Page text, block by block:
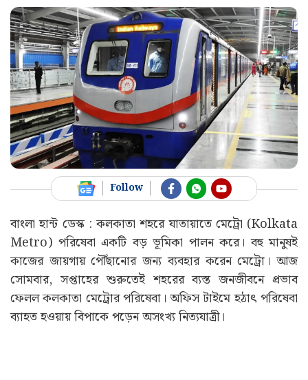
Follow
বাংলা হান্ট ডেস্ক : কলকাতা শহরে যাতায়াতে মেট্রো (Kolkata
Metro) পরিষেবা একটি বড় ভূমিকা পালন করে। বহু মানুষই
কাজের জায়গায় পৌঁছানোর জন্য ব্যবহার করেন মেট্রো। আজ
সোমবার, সপ্তাহের শুরুতেই শহরের ব্যস্ত জনজীবনে প্রভাব
ফেলল কলকাতা মেট্রোর পরিষেবা। অফিস টাইমে হঠাৎ পরিষেবা
ব্যাহত হওয়ায় বিপাকে পড়েন অসংখ্য নিত্যযাত্রী।